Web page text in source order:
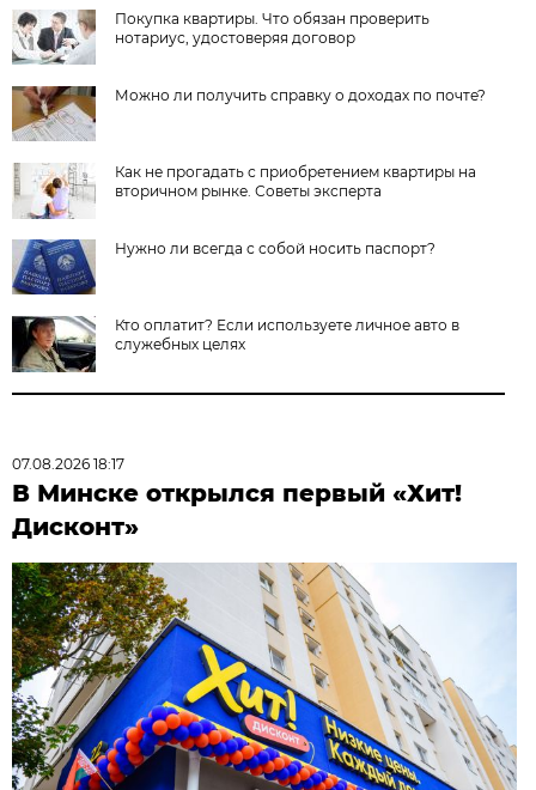
Покупка квартиры. Что обязан проверить
нотариус, удостоверяя договор
Можно ли получить справку о доходах по почте?
Как не прогадать с приобретением квартиры на
вторичном рынке. Советы эксперта
Нужно ли всегда с собой носить паспорт?
Кто оплатит? Если используете личное авто в
служебных целях
07.08.2026 18:17
В Минске открылся первый «Хит!
Дисконт»